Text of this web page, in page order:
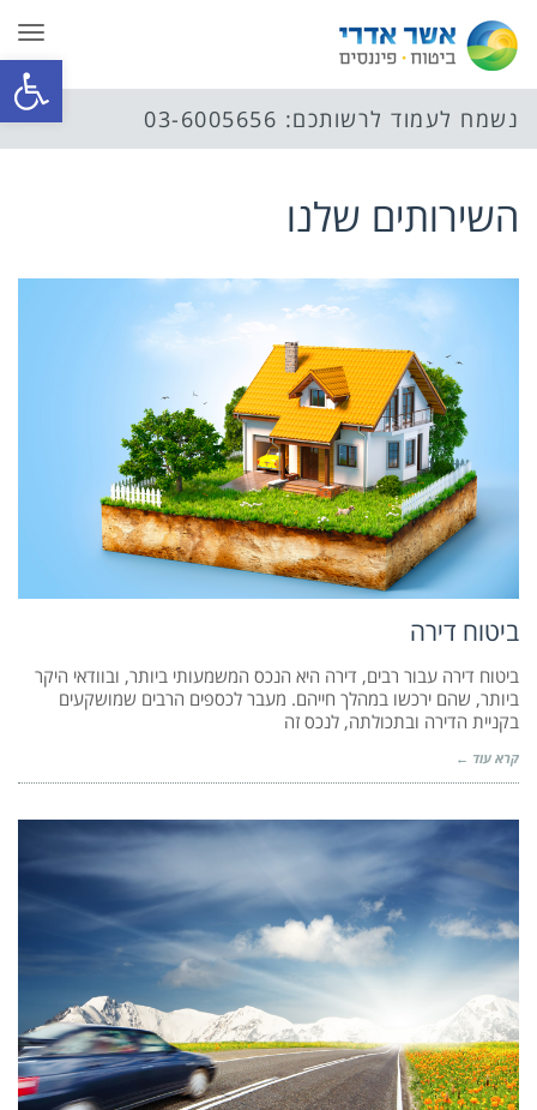
פתח
נשמח לעמוד לרשותכם: 03-6005656
השירותים שלנו
ביטוח דירה
ביטוח דירה עבור רבים, דירה היא הנכס המשמעותי ביותר, ובוודאי היקר
ביותר, שהם ירכשו במהלך חייהם. מעבר לכספים הרבים שמושקעים
בקניית הדירה ובתכולתה, לנכס זה
קרא עוד ←